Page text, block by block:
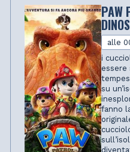
PAW
alle
i
essere
su
fanno